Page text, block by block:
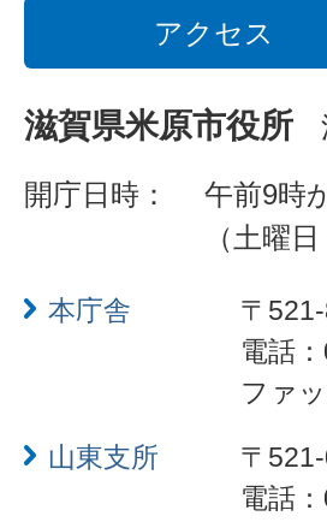
アクセス
滋賀県米原市役所
開庁日時：
午前9時
（土曜
本庁舎
〒
電話
ファ
山東支所
〒
電話